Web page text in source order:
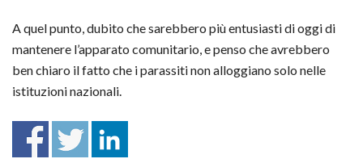
A quel punto, dubito che sarebbero più entusiasti di oggi di
mantenere l’apparato comunitario, e penso che avrebbero
ben chiaro il fatto che i parassiti non alloggiano solo nelle
istituzioni nazionali.